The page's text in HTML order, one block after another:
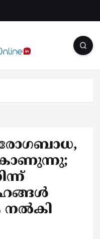
നൽകി